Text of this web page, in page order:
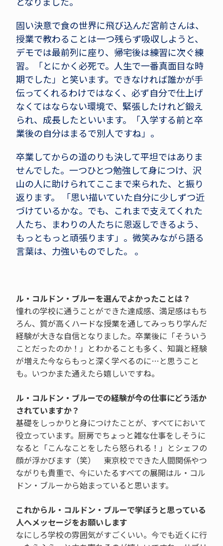
固い決意で食の世界に飛び込んだ宮前さんは、
授業で教わることは一つ残らず吸収しようと、
デモでは最前列に座り、帰宅後は練習に次ぐ練
習。「とにかく必死で。人生で一番真面目な時
期でした」と笑います。できなければ誰かが手
伝ってくれるわけではなく、必ず自分で仕上げ
なくてはならない環境で、緊張したけれど鍛え
られ、成長したといいます。「入学する前と卒
業後の自分はまるで別人ですね」。
卒業してからの道のりも決して平坦ではありま
せんでした。一つひとつ勉強して身につけ、沢
山の人に助けられてここまで来られた、と振り
返ります。 「思い描いていた自分に少しずつ近
づけているかな。でも、これまで支えてくれた
人たち、まわりの人たちに恩返しできるよう、
もっともっと頑張ります」。微笑みながら語る
言葉は、力強いものでした。 。
ル・コルドン・ブルーを選んでよかったことは？
憧れの学校に通うことができた達成感、満足感はもち
ろん、質が高くハードな授業を通してみっちり学んだ
経験が大きな自信となりました。卒業後に「そういう
ことだったのか！」とわかることも多く、知識と経験
が増えた今ならもっと深く学べるのに…と思うこと
も。いつかまた通えたら嬉しいですね。
ル・コルドン・ブルーでの経験が今の仕事にどう活か
されていますか？
基礎をしっかりと身につけたことが、すべてにおいて
役立っています。厨房でちょっと雑な仕事をしそうに
なると「こんなことをしたら怒られる！」とシェフの
顔が浮かびます（笑） 東京校でできた人間関係やつ
ながりも貴重で、今にいたるすべての展開はル・コル
ドン・ブルーから始まっていると思います。
これからル・コルドン・ブルーで学ぼうと思っている
人へメッセージをお願いします
なにしろ学校の雰囲気がすごくいい。今でも近くに行